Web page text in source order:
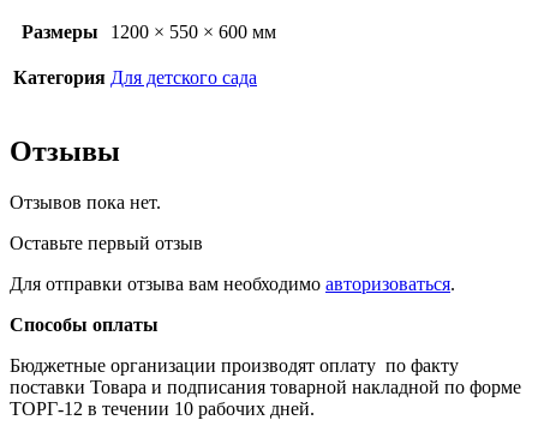
Размеры 1200 × 550 × 600 мм
Категория Для детского сада
Отзывы
Отзывов пока нет.
Оставьте первый отзыв
Для отправки отзыва вам необходимо авторизоваться.
Способы оплаты
Бюджетные организации производят оплату по факту
поставки Товара и подписания товарной накладной по форме
ТОРГ-12 в течении 10 рабочих дней.